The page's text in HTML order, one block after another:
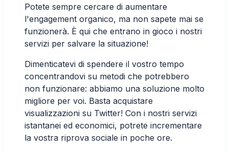
Potete sempre cercare di aumentare
l'engagement organico, ma non sapete mai se
funzionerà. È qui che entrano in gioco i nostri
servizi per salvare la situazione!
Dimenticatevi di spendere il vostro tempo
concentrandovi su metodi che potrebbero
non funzionare: abbiamo una soluzione molto
migliore per voi. Basta acquistare
visualizzazioni su Twitter! Con i nostri servizi
istantanei ed economici, potrete incrementare
la vostra riprova sociale in poche ore.